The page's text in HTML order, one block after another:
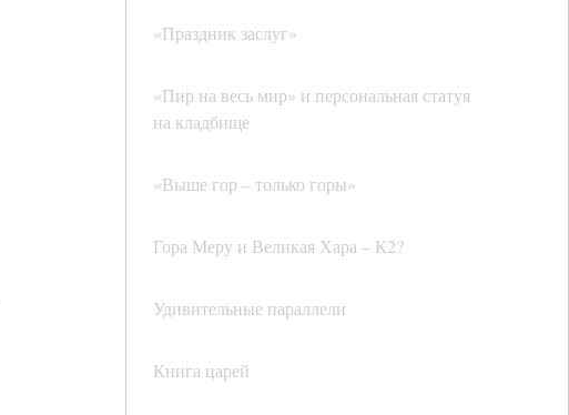
«Праздник заслуг»
«Пир на весь мир» и персональная статуя
на кладбище
«Выше гор – только горы»
Гора Меру и Великая Хара – К2?
Удивительные параллели
Книга царей